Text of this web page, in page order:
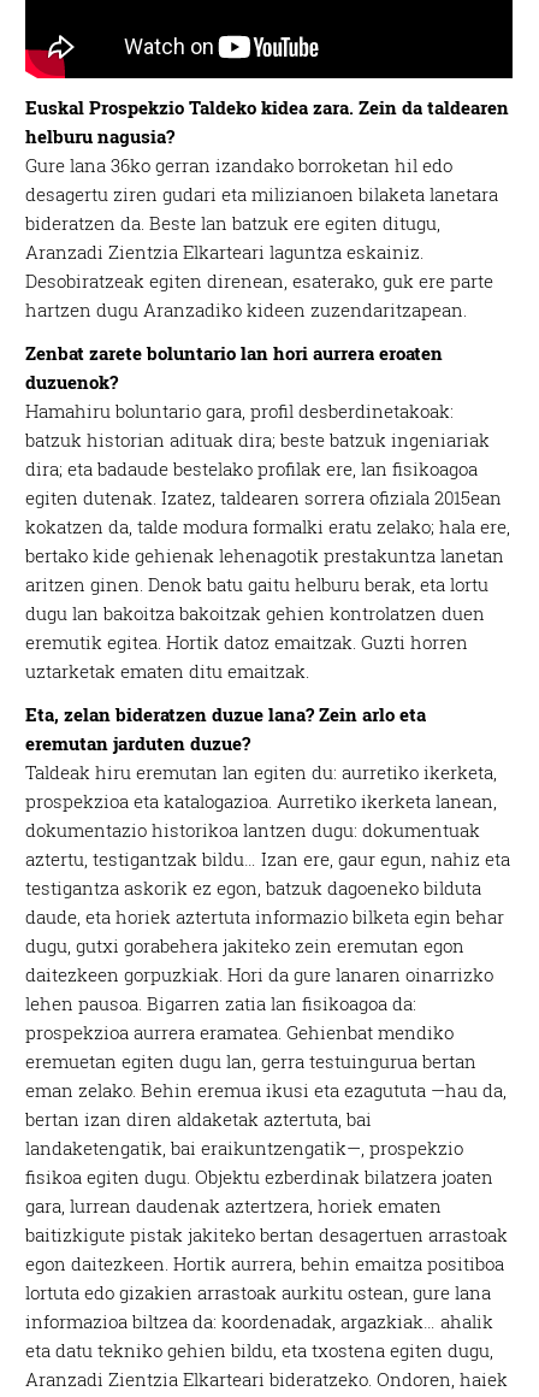
Euskal Prospekzio Taldeko kidea zara. Zein da taldearen
helburu nagusia?
Gure lana 36ko gerran izandako borroketan hil edo
desagertu ziren gudari eta milizianoen bilaketa lanetara
bideratzen da. Beste lan batzuk ere egiten ditugu,
Aranzadi Zientzia Elkarteari laguntza eskainiz.
Desobiratzeak egiten direnean, esaterako, guk ere parte
hartzen dugu Aranzadiko kideen zuzendaritzapean.
Zenbat zarete boluntario lan hori aurrera eroaten
duzuenok?
Hamahiru boluntario gara, profil desberdinetakoak:
batzuk historian adituak dira; beste batzuk ingeniariak
dira; eta badaude bestelako profilak ere, lan fisikoagoa
egiten dutenak. Izatez, taldearen sorrera ofiziala 2015ean
kokatzen da, talde modura formalki eratu zelako; hala ere,
bertako kide gehienak lehenagotik prestakuntza lanetan
aritzen ginen. Denok batu gaitu helburu berak, eta lortu
dugu lan bakoitza bakoitzak gehien kontrolatzen duen
eremutik egitea. Hortik datoz emaitzak. Guzti horren
uztarketak ematen ditu emaitzak.
Eta, zelan bideratzen duzue lana? Zein arlo eta
eremutan jarduten duzue?
Taldeak hiru eremutan lan egiten du: aurretiko ikerketa,
prospekzioa eta katalogazioa. Aurretiko ikerketa lanean,
dokumentazio historikoa lantzen dugu: dokumentuak
aztertu, testigantzak bildu… Izan ere, gaur egun, nahiz eta
testigantza askorik ez egon, batzuk dagoeneko bilduta
daude, eta horiek aztertuta informazio bilketa egin behar
dugu, gutxi gorabehera jakiteko zein eremutan egon
daitezkeen gorpuzkiak. Hori da gure lanaren oinarrizko
lehen pausoa. Bigarren zatia lan fisikoagoa da:
prospekzioa aurrera eramatea. Gehienbat mendiko
eremuetan egiten dugu lan, gerra testuingurua bertan
eman zelako. Behin eremua ikusi eta ezagututa —hau da,
bertan izan diren aldaketak aztertuta, bai
landaketengatik, bai eraikuntzengatik—, prospekzio
fisikoa egiten dugu. Objektu ezberdinak bilatzera joaten
gara, lurrean daudenak aztertzera, horiek ematen
baitizkigute pistak jakiteko bertan desagertuen arrastoak
egon daitezkeen. Hortik aurrera, behin emaitza positiboa
lortuta edo gizakien arrastoak aurkitu ostean, gure lana
informazioa biltzea da: koordenadak, argazkiak… ahalik
eta datu tekniko gehien bildu, eta txostena egiten dugu,
Aranzadi Zientzia Elkarteari bideratzeko. Ondoren, haiek